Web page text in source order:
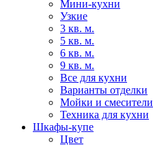
Мини-кухни
Узкие
3 кв. м.
5 кв. м.
6 кв. м.
9 кв. м.
Все для кухни
Варианты отделки
Мойки и смесители
Техника для кухни
Шкафы-купе
Цвет